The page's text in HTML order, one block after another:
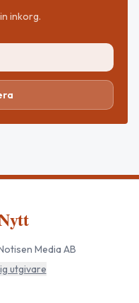
inkorg.
Media AB
utgivare